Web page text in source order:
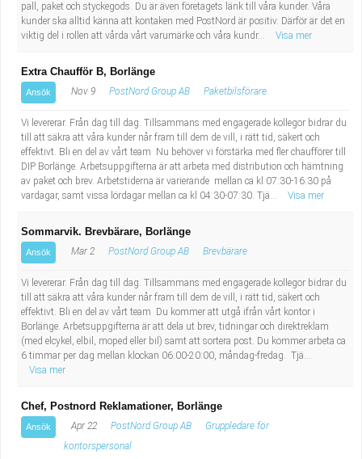
pall, paket och styckegods. Du är även företagets länk till våra kunder. Våra
kunder ska alltid känna att kontaken med PostNord är positiv. Därför är det en
viktig del i rollen att vårda vårt varumärke och våra kundr...
Visa mer
Extra Chaufför B, Borlänge
Ansök Nov 9 PostNord Group AB Paketbilsförare
Vi levererar. Från dag till dag. Tillsammans med engagerade kollegor bidrar du
till att säkra att våra kunder når fram till dem de vill, i rätt tid, säkert och
effektivt. Bli en del av vårt team Nu behöver vi förstärka med fler chaufförer till
DIP Borlänge. Arbetsuppgifterna är att arbeta med distribution och hämtning
av paket och brev. Arbetstiderna är varierande mellan ca kl 07:30-16:30 på
vardagar, samt vissa lördagar mellan ca kl 04:30-07:30. Tjä...
Visa mer
Sommarvik. Brevbärare, Borlänge
Ansök Mar 2 PostNord Group AB Brevbärare
Vi levererar. Från dag till dag. Tillsammans med engagerade kollegor bidrar du
till att säkra att våra kunder når fram till dem de vill, i rätt tid, säkert och
effektivt. Bli en del av vårt team Du kommer att utgå ifrån vårt kontor i
Borlänge. Arbetsuppgifterna är att dela ut brev, tidningar och direktreklam
(med elcykel, elbil, moped eller bil) samt att sortera post. Du kommer arbeta ca
6 timmar per dag mellan klockan 06:00-20:00, måndag-fredag. Tjä...
Visa mer
Chef, Postnord Reklamationer, Borlänge
Ansök Apr 22 PostNord Group AB
Gruppledare för
kontorspersonal